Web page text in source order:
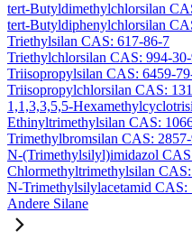
tert-Butyldimethylchlorsilan
tert-Butyldiphenylchlorsilan
Triethylsilan CAS: 617-86-7
Triethylchlorsilan CAS: 994-
Triisopropylsilan CAS: 6459-
Triisopropylchlorsilan CAS:
1,1,3,3,5,5-
Ethinyltrimethylsilan CAS:
Trimethylbromsilan CAS:
N-(Trimethylsilyl)imidazol
Chlormethyltrimethylsilan CAS:
N-Trimethylsilylacetamid CAS:
Andere Silane